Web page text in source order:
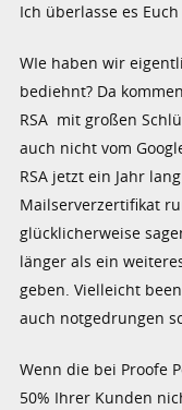
Ich überlasse es
WIe haben wir
bediehnt? Da
RSA mit großen
auch nicht vom
RSA jetzt ein Jahr
Mailserverzertifikat
glücklicherweise
länger als ein
geben. Vielleicht
auch notgedrungen
Wenn die bei Proofe
50% Ihrer Kunden